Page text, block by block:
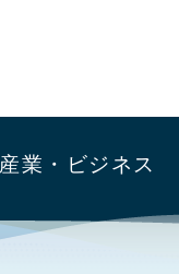
産業・ビジネス